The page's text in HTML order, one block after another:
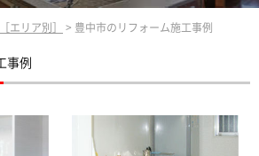
エリア別］ > 豊中市のリフォーム施工事例
事例